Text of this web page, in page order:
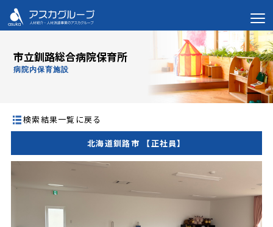
市立釧路総合病院保育所
病院内保育施設
検索結果一覧に戻る
北海道釧路市 【正社員】